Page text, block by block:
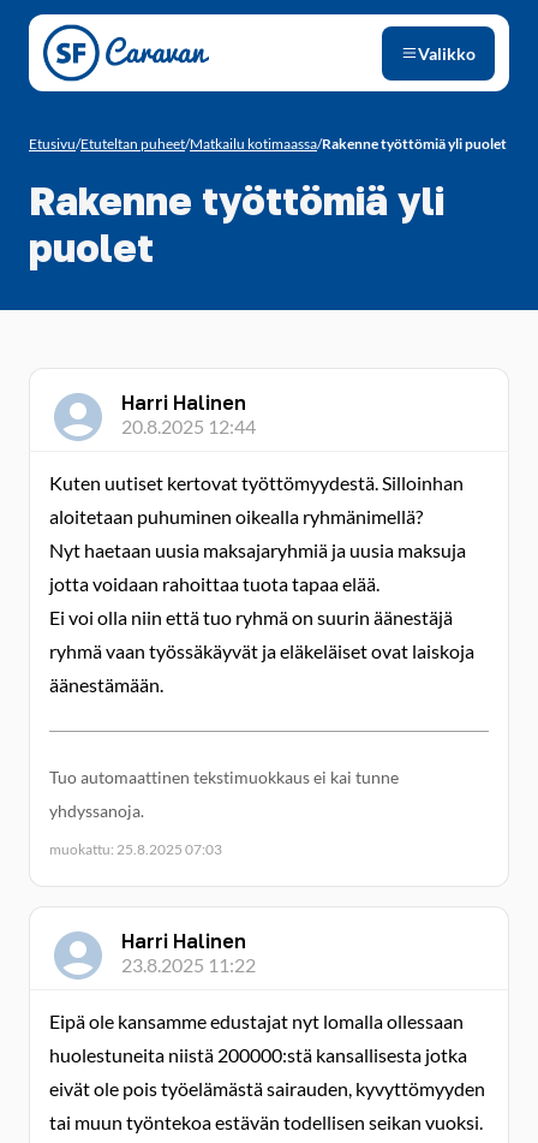
Siirry sivun sisältöön
Valikko
Etusivu/Etuteltan puheet/Matkailu kotimaassa/Rakenne työttömiä yli puolet
Rakenne työttömiä yli
puolet
Harri Halinen
20.8.2025 12:44
Kuten uutiset kertovat työttömyydestä. Silloinhan
aloitetaan puhuminen oikealla ryhmänimellä?
Nyt haetaan uusia maksajaryhmiä ja uusia maksuja
jotta voidaan rahoittaa tuota tapaa elää.
Ei voi olla niin että tuo ryhmä on suurin äänestäjä
ryhmä vaan työssäkäyvät ja eläkeläiset ovat laiskoja
äänestämään.
Tuo automaattinen tekstimuokkaus ei kai tunne
yhdyssanoja.
muokattu: 25.8.2025 07:03
Harri Halinen
23.8.2025 11:22
Eipä ole kansamme edustajat nyt lomalla ollessaan
huolestuneita niistä 200000:stä kansallisesta jotka
eivät ole pois työelämästä sairauden, kyvyttömyyden
tai muun työntekoa estävän todellisen seikan vuoksi.